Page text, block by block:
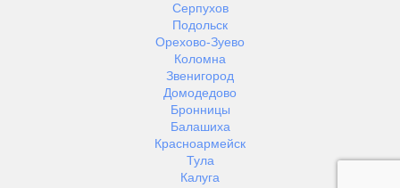
Серпухов
Подольск
Орехово-Зуево
Коломна
Звенигород
Домодедово
Бронницы
Балашиха
Красноармейск
Тула
Калуга